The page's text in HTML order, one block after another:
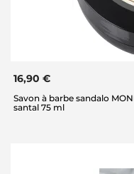
16,90 €
Savon à barbe sandalo
santal 75 ml